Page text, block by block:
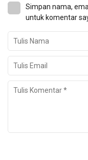
Simpan nama,
untuk komentar